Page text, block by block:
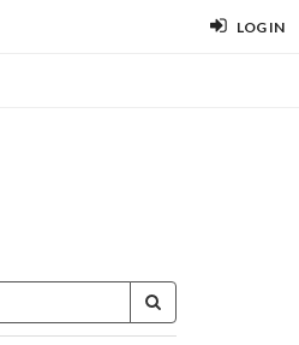
LOG IN